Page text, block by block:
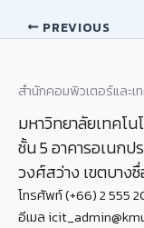
PREVIOUS
สำนักคอมพิวเตอร์และเ
มหาวิทยาลัยเทคโน
ชั้น 5 อาคารอเนกป
วงศ์สว่าง เขตบาง
โทรศัพท์ (+66) 2 555
อีเมล